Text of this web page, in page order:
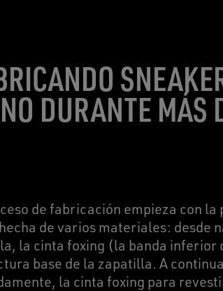
DURANTE MÁS
de fabricación empieza con
de varios materiales: desde
la cinta foxing (la banda
base de la zapatilla. A
la cinta foxing para